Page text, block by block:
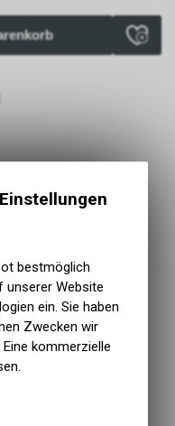
waschbares
bestmöglich
unserer Website
ein. Sie haben
Zwecken wir
kommerzielle